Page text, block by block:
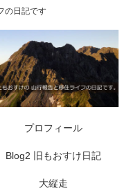
の日記です
プロフィール
Blog2 旧もおすけ日記
大縦走